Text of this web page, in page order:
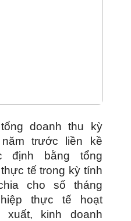
doanh thu kỳ
trước liền kề
định bằng tổng
tế trong kỳ tính
cho số tháng
thực tế hoạt
xuất, kinh doanh